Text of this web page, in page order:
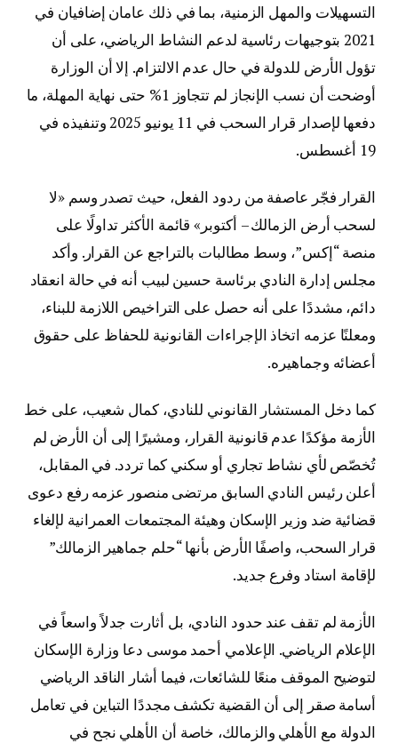
التسهيلات والمهل الزمنية، بما في ذلك عامان إضافيان في
2021 بتوجيهات رئاسية لدعم النشاط الرياضي، على أن
تؤول الأرض للدولة في حال عدم الالتزام. إلا أن الوزارة
أوضحت أن نسب الإنجاز لم تتجاوز 1% حتى نهاية المهلة، ما
دفعها لإصدار قرار السحب في 11 يونيو 2025 وتنفيذه في
19 أغسطس.
القرار فجّر عاصفة من ردود الفعل، حيث تصدر وسم «لا
لسحب أرض الزمالك – أكتوبر» قائمة الأكثر تداولًا على
منصة “إكس”، وسط مطالبات بالتراجع عن القرار. وأكد
مجلس إدارة النادي برئاسة حسين لبيب أنه في حالة انعقاد
دائم، مشددًا على أنه حصل على التراخيص اللازمة للبناء،
ومعلنًا عزمه اتخاذ الإجراءات القانونية للحفاظ على حقوق
أعضائه وجماهيره.
كما دخل المستشار القانوني للنادي، كمال شعيب، على خط
الأزمة مؤكدًا عدم قانونية القرار، ومشيرًا إلى أن الأرض لم
تُخصّص لأي نشاط تجاري أو سكني كما تردد. في المقابل،
أعلن رئيس النادي السابق مرتضى منصور عزمه رفع دعوى
قضائية ضد وزير الإسكان وهيئة المجتمعات العمرانية لإلغاء
قرار السحب، واصفًا الأرض بأنها “حلم جماهير الزمالك”
لإقامة استاد وفرع جديد.
الأزمة لم تقف عند حدود النادي، بل أثارت جدلاً واسعاً في
الإعلام الرياضي. الإعلامي أحمد موسى دعا وزارة الإسكان
لتوضيح الموقف منعًا للشائعات، فيما أشار الناقد الرياضي
أسامة صقر إلى أن القضية تكشف مجددًا التباين في تعامل
الدولة مع الأهلي والزمالك، خاصة أن الأهلي نجح في